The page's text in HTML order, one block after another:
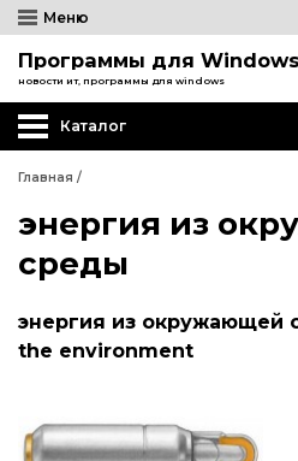
Меню
Программы для Windows
новости ит, программы для windows
Каталог
Главная /
энергия из
среды
энергия из окружающей
the environment